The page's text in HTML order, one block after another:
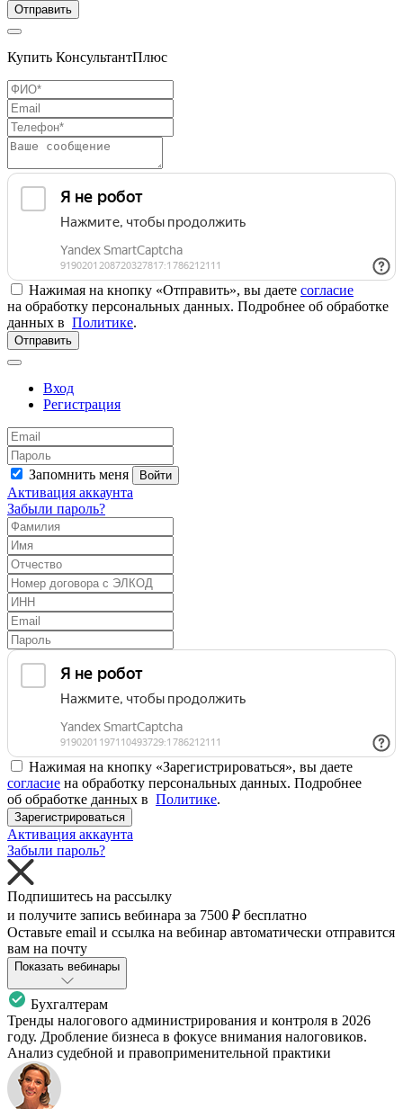
Отправить
Купить КонсультантПлюс
Нажимая на кнопку «Отправить», вы даете согласие
на обработку персональных данных. Подробнее об обработке
данных в Политике.
Отправить
Вход
Регистрация
Запомнить меня Войти
Активация аккаунта
Забыли пароль?
Нажимая на кнопку «Зарегистрироваться», вы даете
согласие на обработку персональных данных. Подробнее
об обработке данных в Политике.
Зарегистрироваться
Активация аккаунта
Забыли пароль?
Подпишитесь на рассылку
и получите запись вебинара за 7500 ₽ бесплатно
Оставьте email и ссылка на вебинар автоматически отправится
вам на почту
Показать вебинары
Бухгалтерам
Тренды налогового администрирования и контроля в 2026
году. Дробление бизнеса в фокусе внимания налоговиков.
Анализ судебной и правоприменительной практики